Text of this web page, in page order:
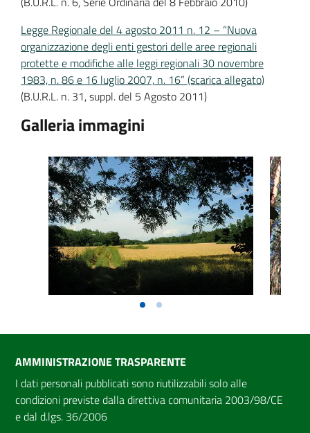
Legge Regionale del 4 agosto 2011 n. 12 – “Nuova
organizzazione degli enti gestori delle aree regionali
protette e modifiche alle leggi regionali 30 novembre
1983, n. 86 e 16 luglio 2007, n. 16” (scarica allegato)
(B.U.R.L. n. 31, suppl. del 5 Agosto 2011)
Galleria immagini
AMMINISTRAZIONE TRASPARENTE
I dati personali pubblicati sono riutilizzabili solo alle
condizioni previste dalla direttiva comunitaria 2003/98/CE
e dal d.lgs. 36/2006